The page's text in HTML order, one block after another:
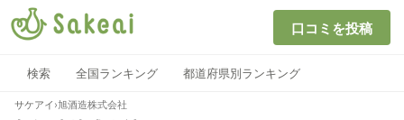
口コミを投稿
検索 全国ランキング 都道府県別ランキング
サケアイ ›旭酒造株式会社